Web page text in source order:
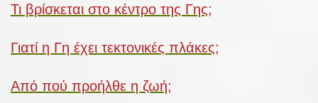
Τι βρίσκεται στο κέντρο της Γης;
Γιατί η Γη έχει τεκτονικές πλάκες;
Από πού προήλθε η ζωή;